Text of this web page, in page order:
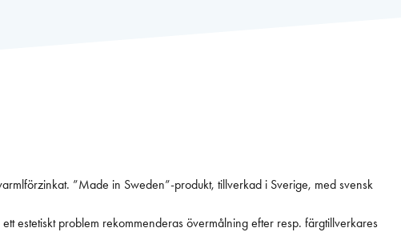
”Made in Sweden”-produkt, tillverkad i Sverige, med svensk
estetiskt problem rekommenderas övermålning efter resp. färgtillverkares